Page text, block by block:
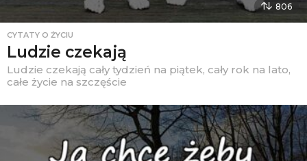
806
CYTATY O ŻYCIU
Ludzie czekają
Ludzie czekają cały tydzień na piątek, cały rok na lato,
całe życie na szczęście